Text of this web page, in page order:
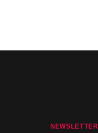
NEWSLETTER